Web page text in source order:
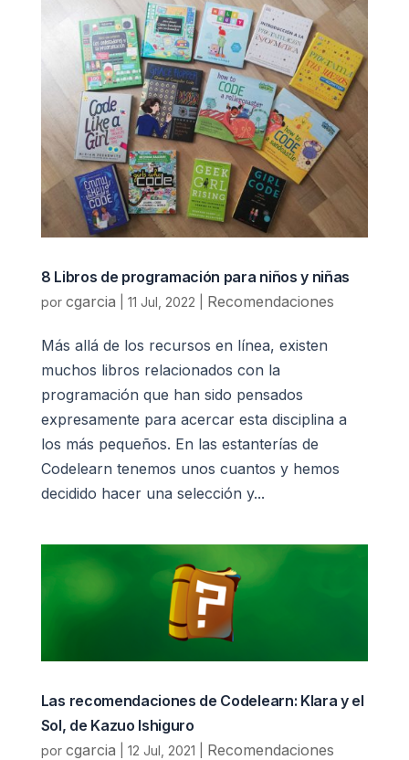
8 Libros de programación para niños y niñas
por cgarcia 11 Jul, 2022 Recomendaciones
Más allá de los recursos en línea, existen
muchos libros relacionados con la
programación que han sido pensados
expresamente para acercar esta disciplina a
los más pequeños. En las estanterías de
Codelearn tenemos unos cuantos y hemos
decidido hacer una selección y...
Las recomendaciones de Codelearn: Klara y el
Sol, de Kazuo Ishiguro
por cgarcia 12 Jul, 2021 Recomendaciones